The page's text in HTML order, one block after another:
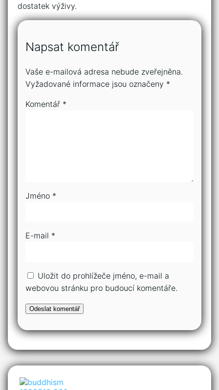
dostatek výživy.
Napsat komentář
Vaše e-mailová adresa nebude zveřejněna.
Vyžadované informace jsou označeny *
Komentář *
Jméno *
E-mail *
Uložit do prohlížeče jméno, e-mail a
webovou stránku pro budoucí komentáře.